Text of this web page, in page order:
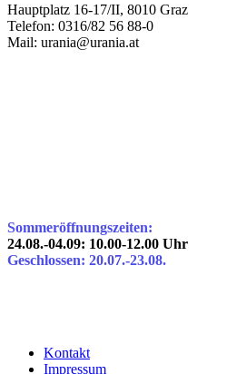
Hauptplatz 16-17/II, 8010 Graz
Telefon: 0316/82 56 88-0
Mail: urania@urania.at
Sommeröffnungszeiten:
24.08.-04.09: 10.00-12.00 Uhr
Geschlossen: 20.07.-23.08.
Kontakt
Impressum